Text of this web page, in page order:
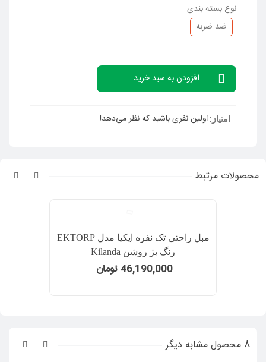
نوع بسته بندی
ضد ضربه
افزودن به سبد خرید
امتیاز:اولین نفری باشید که نظر می‌دهد!
محصولات مرتبط
مبل راحتی تک نفره ایکیا مدل EKTORP
رنگ بژ روشن Kilanda
46,190,000 تومان
8 محصول مشابه دیگر